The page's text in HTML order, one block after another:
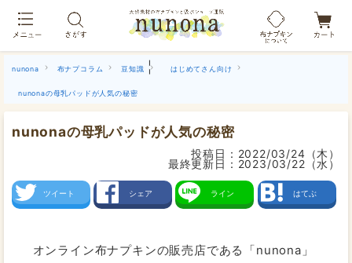
nunona 布ナプコラム 豆知識 | はじめてさん向け
nunonaの母乳パッドが人気の秘密
nunonaの母乳パッドが人気の秘密
投稿日： 2022/03/24（木）
最終更新日： 2023/03/22（水）
ツイート シェア ライン はてぶ
オンライン布ナプキンの販売店である「nunona」